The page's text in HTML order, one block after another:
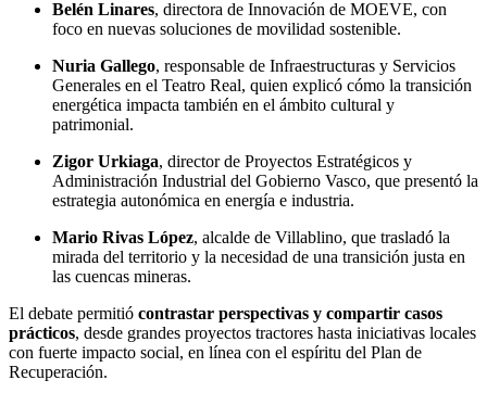
Belén Linares, directora de Innovación de MOEVE, con
foco en nuevas soluciones de movilidad sostenible.
Nuria Gallego, responsable de Infraestructuras y Servicios
Generales en el Teatro Real, quien explicó cómo la transición
energética impacta también en el ámbito cultural y
patrimonial.
Zigor Urkiaga, director de Proyectos Estratégicos y
Administración Industrial del Gobierno Vasco, que presentó la
estrategia autonómica en energía e industria.
Mario Rivas López, alcalde de Villablino, que trasladó la
mirada del territorio y la necesidad de una transición justa en
las cuencas mineras.
El debate permitió contrastar perspectivas y compartir casos
prácticos, desde grandes proyectos tractores hasta iniciativas locales
con fuerte impacto social, en línea con el espíritu del Plan de
Recuperación.